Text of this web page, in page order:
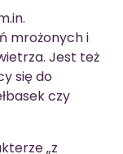
mrożonych i
Jest też
się do
czy
„z